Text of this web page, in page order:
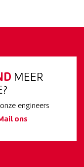
MEER
engineers
ons